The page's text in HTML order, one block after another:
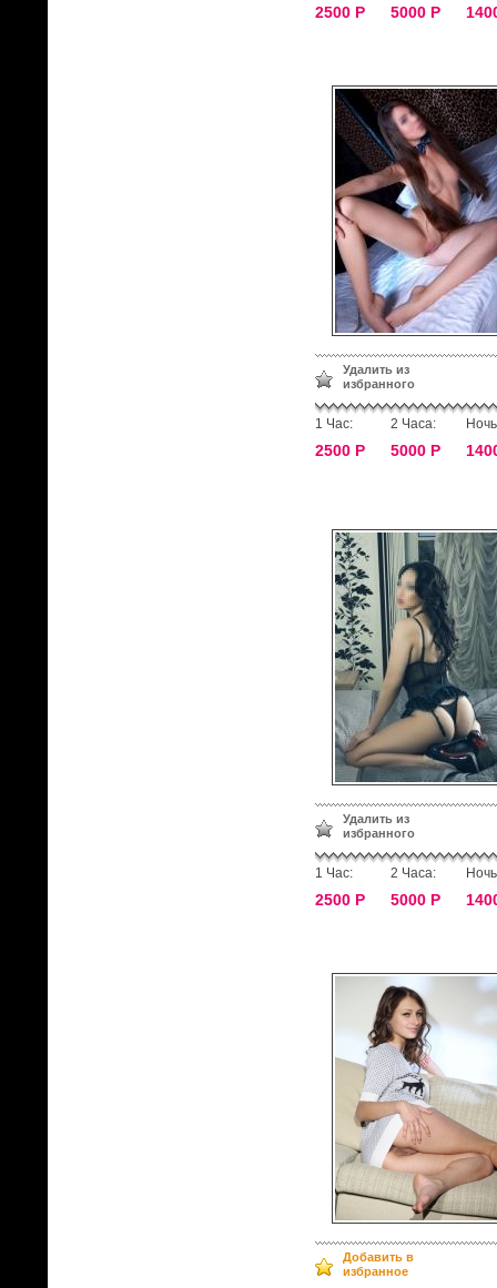
2500 Р 5000 Р
Удалить из
избранного
1 Час:
2500 Р
2 Часа:
5000 Р
Удалить из
избранного
1 Час:
2500 Р
2 Часа:
5000 Р
Добавить в
избранное